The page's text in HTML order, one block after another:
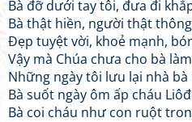
Bà đỡ dưới tay tôi, đưa đi
Bà thật hiền, người thật
Đẹp tuyệt vời, khoẻ mạnh,
Vậy mà Chúa chưa cho bà
Những ngày tôi lưu lại nhà
Bà suốt ngày ôm ấp cháu
Bà coi cháu như con ruột